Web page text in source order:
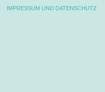
IMPRESSUM UND DATENSCHUTZ